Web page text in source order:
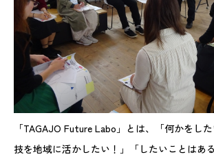
「TAGAJO Future Labo」とは、「何かをし
技を地域に活かしたい！」「したいことはあ